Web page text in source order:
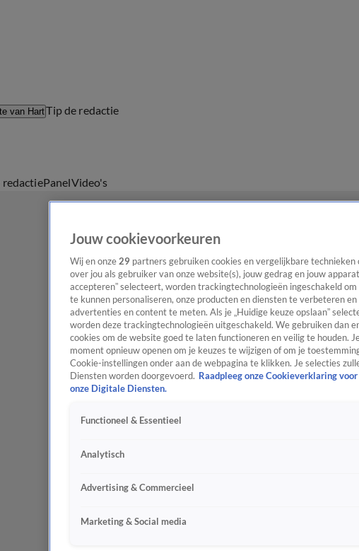
van HartTip de redactie
redactiePanelVideo's
Jouw cookievoorkeuren
Wij en onze 29 partners gebruiken cookies en vergelijkbare
over jou als gebruiker van onze website(s), jouw gedrag en jouw
accepteren” selecteert, worden trackingtechnologieën ingeschakeld
te kunnen personaliseren, onze producten en diensten te verbeteren
advertenties en content te meten. Als je „Huidige keuze opslaan”
worden deze trackingtechnologieën uitgeschakeld. We gebruiken dan
cookies om de website goed te laten functioneren en veilig te houden.
moment opnieuw openen om je keuzes te wijzigen of om je
Cookie-instellingen onder aan de webpagina te klikken. Je selecties
Diensten worden doorgevoerd. Raadpleeg onze Cookieverklaring
onze Digitale Diensten.
Functioneel & Essentieel
Analytisch
Advertising & Commercieel
Marketing & Social media